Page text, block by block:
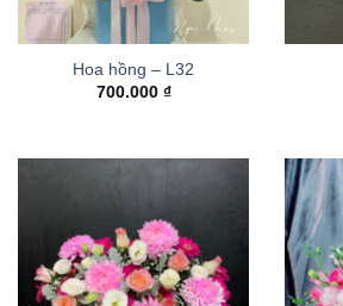
Hoa hồng – L32
700.000 ₫